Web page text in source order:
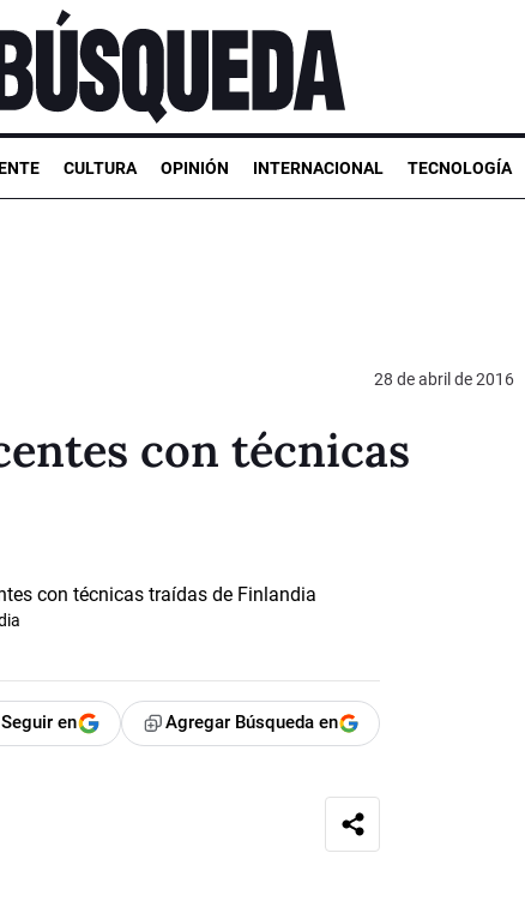
CULTURA OPINIÓN INTERNACIONAL TECNOLOGÍA
28 de abril de 2016
con técnicas
en Agregar Búsqueda en